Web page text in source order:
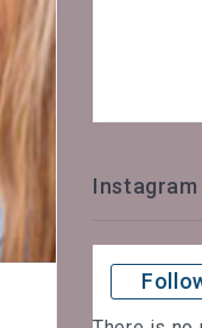
Instagram